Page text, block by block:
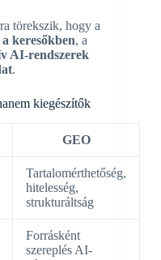
törekszik, hogy a
keresőkben, a
AI-rendszerek
.
kiegészítők
GEO
Tartalomérthetőség,
hitelesség,
strukturáltság
Forrásként
szereplés AI-